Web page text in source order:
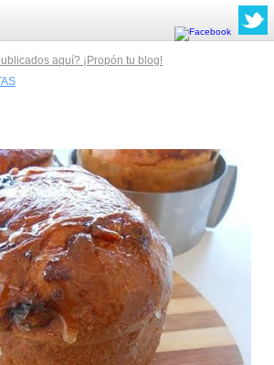
aquí? ¡Propón tu blog!